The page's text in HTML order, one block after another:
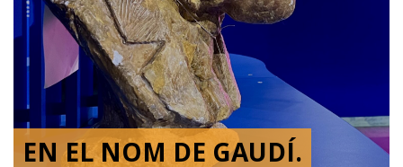
EN EL NOM DE GAUDÍ.